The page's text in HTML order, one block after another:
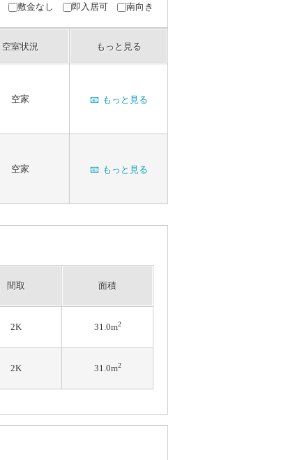
敷金なし 即入居可 南向き
空室状況 もっと見る
空家 📧 もっと見る
空家 📧 もっと見る
間取 面積
2K 31.0m2
2K 31.0m2